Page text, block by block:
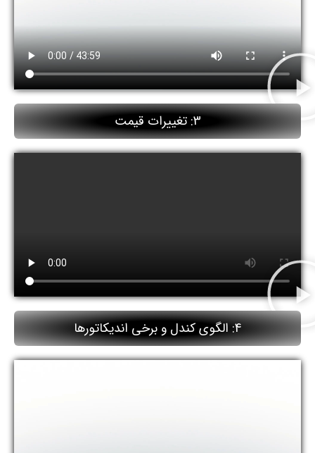
3: تغییرات قیمت
4: الگوی کندل و برخی اندیکاتورها